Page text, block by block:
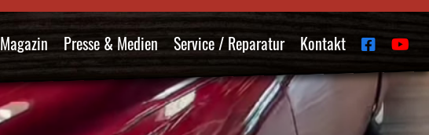
Magazin Presse & Medien Service / Reparatur Kontakt